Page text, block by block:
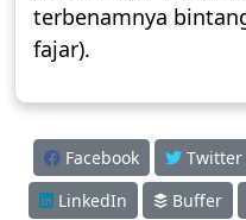
terbenamnya
fajar).
Facebook Twitter
LinkedIn
Buffer